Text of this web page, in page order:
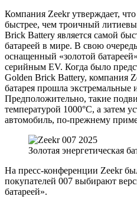
Компания Zeekr утверждает, что
быстрее, чем троичный
Brick Battery является самой
батареей в мире. В свою
оснащенный «золотой
серийным EV. Когда было
Golden Brick Battery, компания
батарея прошла экстремальные
Предположительно, такие
температурой 1000°C, а затем
автомобиль, по-прежнему
Золотая энергетическая
На пресс-конференции Zeekr
покупателей 007 выбирают
батареей».